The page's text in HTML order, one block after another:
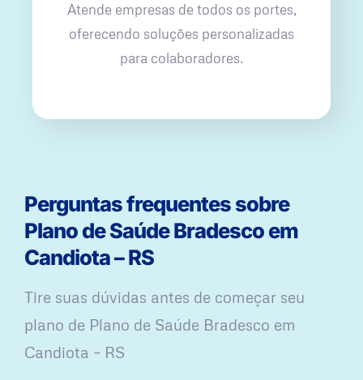
Atende empresas de todos os portes,
oferecendo soluções personalizadas
para colaboradores.
Perguntas frequentes sobre
Plano de Saúde Bradesco em
Candiota – RS
Tire suas dúvidas antes de começar seu
plano ​de Plano de Saúde Bradesco em
Candiota – RS